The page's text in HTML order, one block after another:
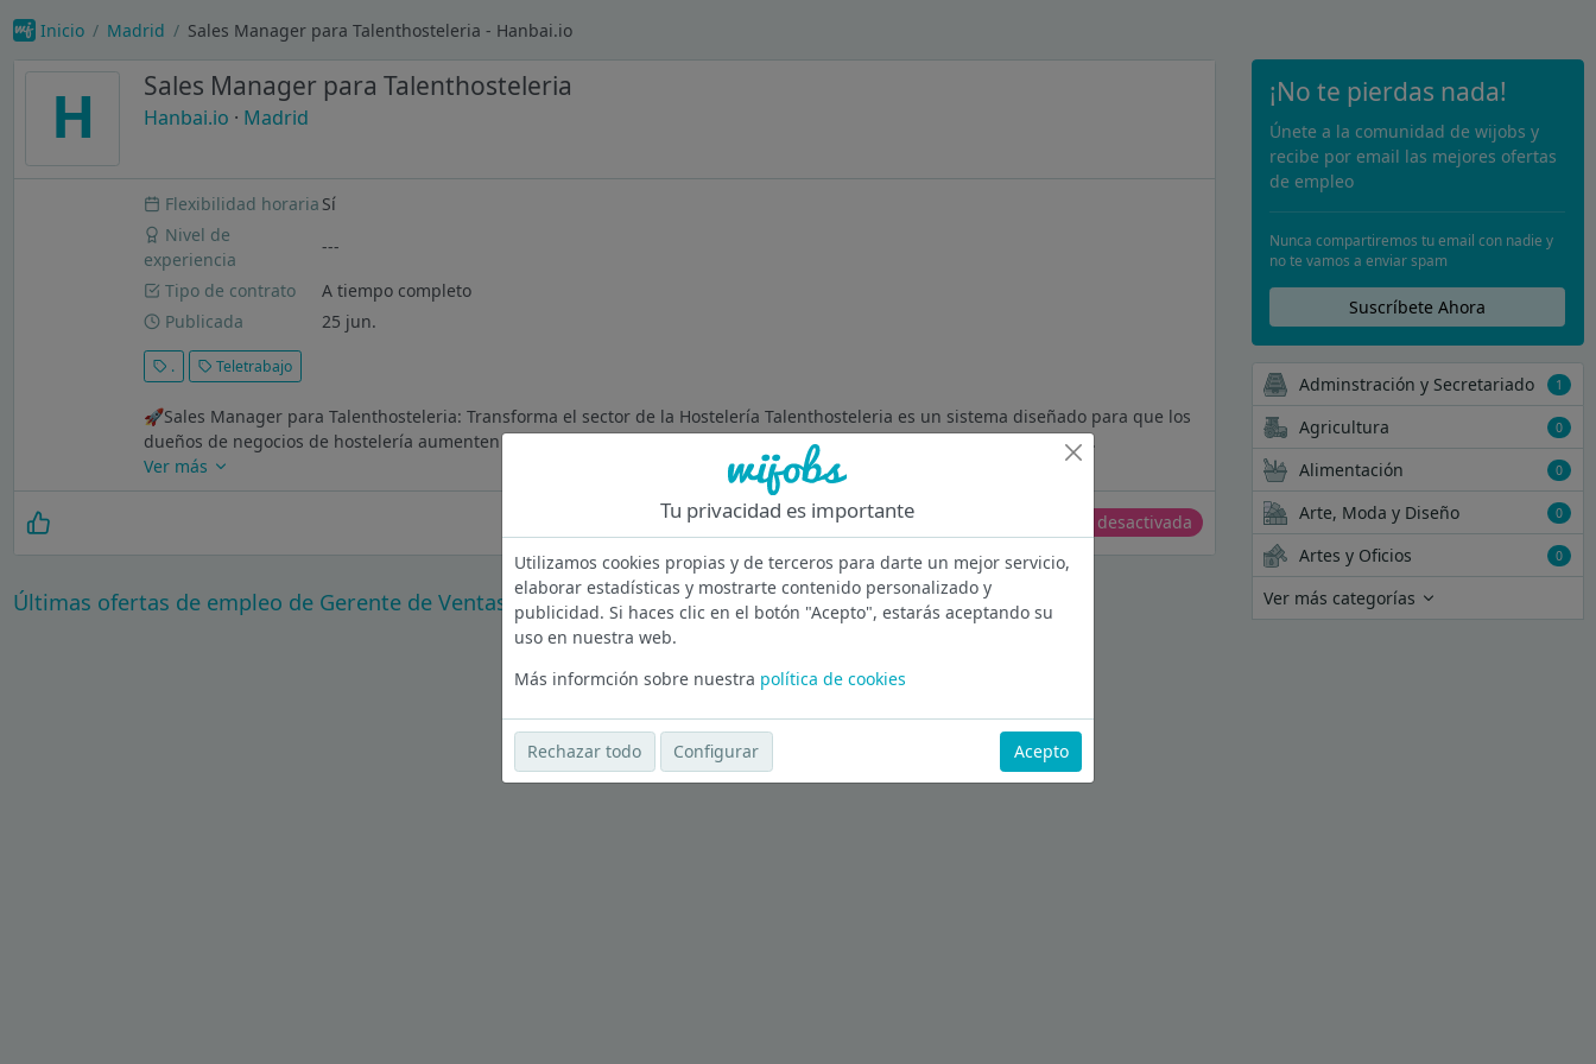
Inicio Madrid Sales Manager para Talenthosteleria - Hanbai.io
H Sales Manager para Talenthosteleria
Hanbai.io · Madrid
Flexibilidad horaria Sí
Nivel de
experiencia
---
Tipo de contrato
A tiempo completo
Publicada
25 jun.
. Teletrabajo
🚀Sales Manager para Talenthosteleria: Transforma el sector de la Hostelería Talenthosteleria es un sistema diseñado para que los
dueños de negocios de hostelería aumenten su facturación, mejoren sus beneficios y transformen su negocio en una...
Ver más
Oferta desactivada
Últimas ofertas de empleo de Gerente de Ventas en Madrid
¡No te pierdas nada!
Únete a la comunidad de wijobs y
recibe por email las mejores ofertas
de empleo
Nunca compartiremos tu email con nadie y
no te vamos a enviar spam
Suscríbete Ahora
Adminstración y Secretariado 1
Agricultura 0
Alimentación 0
Arte, Moda y Diseño 0
Artes y Oficios 0
Ver más categorías
Tu privacidad es importante
Utilizamos cookies propias y de terceros para darte un mejor servicio,
elaborar estadísticas y mostrarte contenido personalizado y
publicidad. Si haces clic en el botón "Acepto", estarás aceptando su
uso en nuestra web.
Más informción sobre nuestra política de cookies
Rechazar todo Configurar Acepto